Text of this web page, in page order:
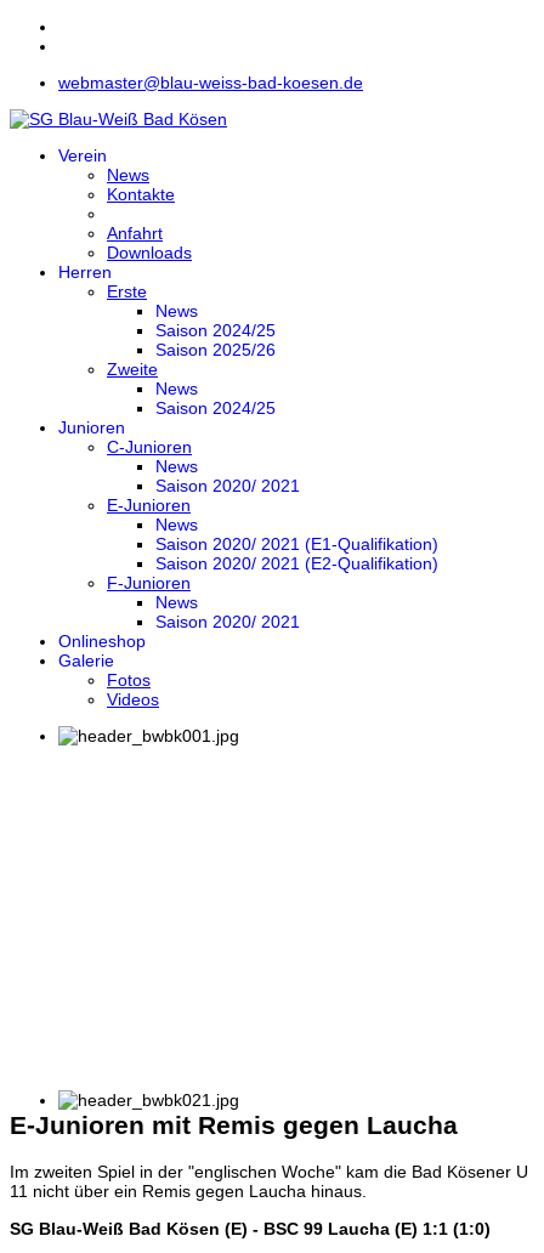
webmaster@blau-weiss-bad-koesen.de
Verein
News
Kontakte
Anfahrt
Downloads
Herren
Erste
News
Saison 2024/25
Saison 2025/26
Zweite
News
Saison 2024/25
Junioren
C-Junioren
News
Saison 2020/ 2021
E-Junioren
News
Saison 2020/ 2021 (E1-Qualifikation)
Saison 2020/ 2021 (E2-Qualifikation)
F-Junioren
News
Saison 2020/ 2021
Onlineshop
Galerie
Fotos
Videos
E-Junioren mit Remis gegen Laucha
Im zweiten Spiel in der "englischen Woche" kam die Bad Kösener U
11 nicht über ein Remis gegen Laucha hinaus.
SG Blau-Weiß Bad Kösen (E) - BSC 99 Laucha (E) 1:1 (1:0)